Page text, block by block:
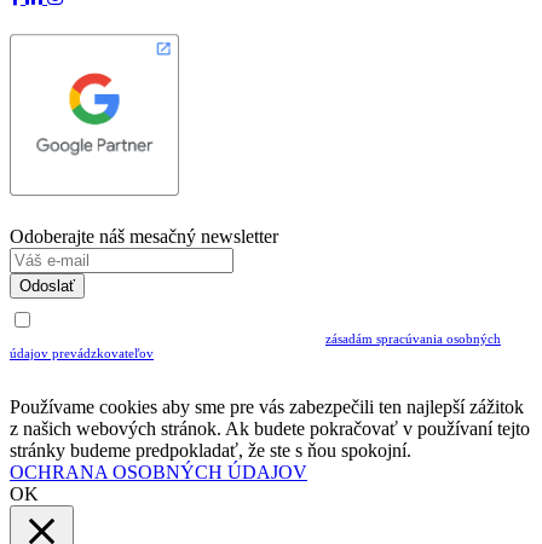
Odoberajte náš mesačný newsletter
Odoslať
zásadám spracúvania osobných
údajov prevádzkovateľov
Používame cookies aby sme pre vás zabezpečili ten najlepší zážitok
z našich webových stránok. Ak budete pokračovať v používaní tejto
stránky budeme predpokladať, že ste s ňou spokojní.
OCHRANA OSOBNÝCH ÚDAJOV
OK